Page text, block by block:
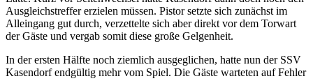
Ausgleichstreffer erzielen müssen. Pistor setzte sich zunächst im
Alleingang gut durch, verzettelte sich aber direkt vor dem Torwart
der Gäste und vergab somit diese große Gelgenheit.
In der ersten Hälfte noch ziemlich ausgeglichen, hatte nun der SSV
Kasendorf endgültig mehr vom Spiel. Die Gäste warteten auf Fehler